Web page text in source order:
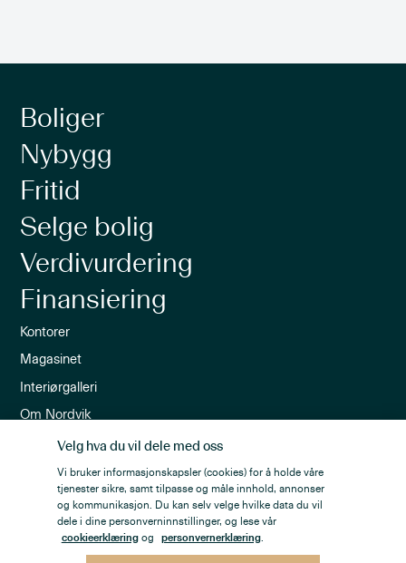
Boliger
Nybygg
Fritid
Selge bolig
Verdivurdering
Finansiering
Kontorer
Magasinet
Interiørgalleri
Om Nordvik
Ledige stillinger
Nordvik-appen
Nyhetsbrev
Velg hva du vil dele med oss
Vi bruker informasjonskapsler (cookies) for å holde våre
tjenester sikre, samt tilpasse og måle innhold, annonser
og kommunikasjon. Du kan selv velge hvilke data du vil
dele i dine personverninnstillinger, og lese vår
cookieerklæringog personvernerklæring.